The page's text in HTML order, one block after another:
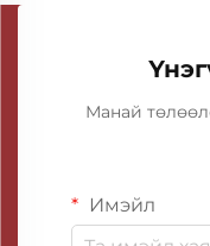
Манай
Имэйл